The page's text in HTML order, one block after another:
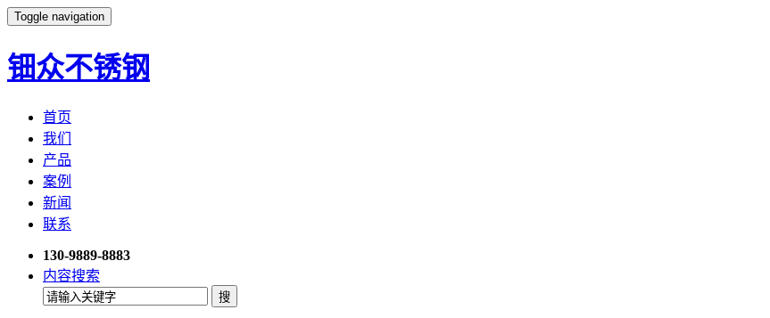
Toggle navigation
钿众不锈钢
首页
我们
产品
案例
新闻
联系
130-9889-8883
内容搜索